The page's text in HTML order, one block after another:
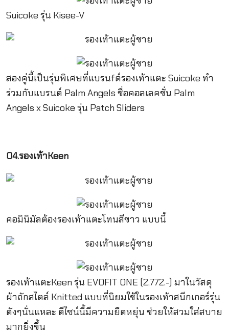
Suicoke รุ่น Kisee-V
สองคู่นี้เป็นรุ่นพิเศษที่แบรนfด์รองเท้าแตะ Suicoke ทำ
ร่วมกับแบรนด์ Palm Angels ชื่อคอลเลคชั่น Palm
Angels x Suicoke รุ่น Patch Sliders
04.รองเท้าKeen
คอมินิมัลต้องรองเท้าแตะโทนสีขาว แบบนี้
รองเท้าแตะKeen รุ่น EVOFIT ONE (2,772.-) มาในวัสดุ
ผ้าถักสไตล์ Knitted แบบที่นิยมใช้ในรองเท้าสนีกเกอร์รุ่น
ดังๆนั่นแหละ ดีไซน์นี้มีความยืดหยุ่น ช่วยให้สวมใส่สบาย
มากยิ่งขึ้น